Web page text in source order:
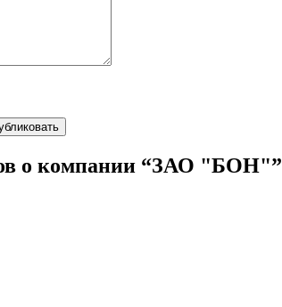
о компании “ЗАО "БОН"”